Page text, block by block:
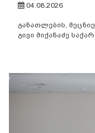
04.08.2026
განათლების,
გივი მიქანაძე